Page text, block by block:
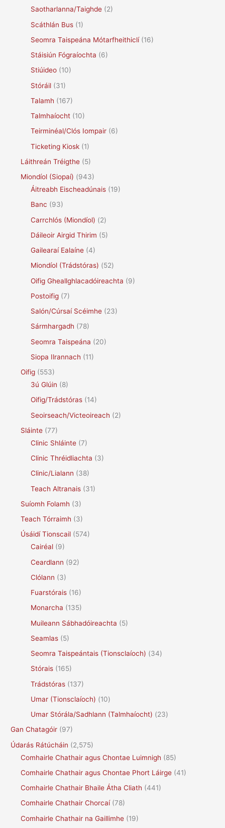
Saotharlanna/Taighde (2)
Scáthlán Bus (1)
Seomra Taispeána Mótarfheithiclí(16)
Stáisiún Fógraíochta (6)
Stiúideo (10)
Stóráil (31)
Talamh (167)
Talmhaíocht (10)
Teirminéal/Clós Iompair (6)
Ticketing Kiosk (1)
Láithreán Tréigthe (5)
Miondíol (Siopaí) (943)
Áitreabh Eischeadúnais (19)
Banc (93)
Carrchlós (Miondíol) (2)
Dáileoir Airgid Thirim (5)
Gailearaí Ealaíne (4)
Miondíol (Trádstóras) (52)
Oifig Gheallghlacadóireachta (9)
Postoifig (7)
Salón/Cúrsaí Scéimhe (23)
Sármhargadh (78)
Seomra Taispeána (20)
Siopa Ilrannach (11)
Oifig (553)
3ú Glúin (8)
Oifig/Trádstóras (14)
Seoirseach/Victeoireach (2)
Sláinte (77)
Clinic Shláinte (7)
Clinic Thréidliachta (3)
Clinic/Lialann (38)
Teach Altranais (31)
Suíomh Folamh (3)
Teach Tórraimh (3)
Úsáidí Tionscail (574)
Cairéal (9)
Ceardlann (92)
Clólann (3)
Fuarstórais (16)
Monarcha (135)
Muileann Sábhadóireachta (5)
Seamlas (5)
Seomra Taispeántais (Tionsclaíoch) (34)
Stórais (165)
Trádstóras (137)
Umar (Tionsclaíoch) (10)
Umar Stórála/Sadhlann (Talmhaíocht) (23)
Gan Chatagóir (97)
Údarás Rátúcháin (2,575)
Comhairle Chathair agus Chontae Luimnigh (85)
Comhairle Chathair agus Chontae Phort Láirge (41)
Comhairle Chathair Bhaile Átha Cliath (441)
Comhairle Chathair Chorcaí(78)
Comhairle Chathair na Gaillimhe (19)